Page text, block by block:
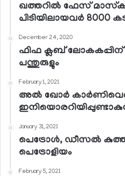
ഖത്തറില്‍ ഫേസ് മാസ്‌ക്
പിടിയിലായവര്‍ 8000
December 24, 2020
ഫിഫ ക്ലബ്
പന്തുരുളും
February 1, 2021
അല്‍ ഖോര്‍
January 31, 2021
പെട്രോള്‍, ഡീസല്‍
പെട്രോളിയം
February 5, 2021